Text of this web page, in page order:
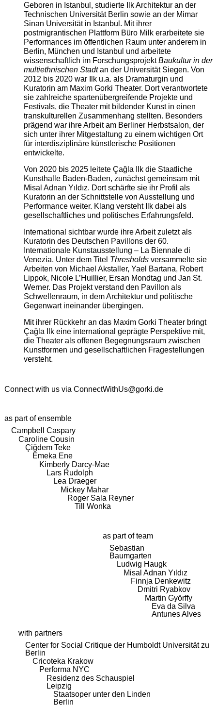
Geboren in Istanbul, studierte Ilk Architektur an der
Technischen Universität Berlin sowie an der Mimar
Sinan Universität in Istanbul. Mit ihrer
postmigrantischen Plattform Büro Milk erarbeitete sie
Performances im öffentlichen Raum unter anderem in
Berlin, München und Istanbul und arbeitete
wissenschaftlich im ForschungsprojektBaukultur in der
multiethnischen Stadtan der Universität Siegen. Von
2012 bis 2020 war Ilk u.a. als Dramaturgin und
Kuratorin am Maxim Gorki Theater. Dort verantwortete
sie zahlreiche spartenübergreifende Projekte und
Festivals, die Theater mit bildender Kunst in einen
transkulturellen Zusammenhang stellten. Besonders
prägend war ihre Arbeit am Berliner Herbstsalon, der
sich unter ihrer Mitgestaltung zu einem wichtigen Ort
für interdisziplinäre künstlerische Positionen
entwickelte.
Von 2020 bis 2025 leitete Çağla Ilk die Staatliche
Kunsthalle Baden-Baden, zunächst gemeinsam mit
Misal Adnan Yıldız. Dort schärfte sie ihr Profil als
Kuratorin an der Schnittstelle von Ausstellung und
Performance weiter. Klang versteht Ilk dabei als
gesellschaftliches und politisches Erfahrungsfeld.
International sichtbar wurde ihre Arbeit zuletzt als
Kuratorin des Deutschen Pavillons der 60.
Internationale Kunstausstellung – La Biennale di
Venezia. Unter dem Titel Thresholdsversammelte sie
Arbeiten von Michael Akstaller, Yael Bartana, Robert
Lippok, Nicole L’Huillier, Ersan Mondtag und Jan St.
Werner. Das Projekt verstand den Pavillon als
Schwellenraum, in dem Architektur und politische
Gegenwart ineinander übergingen.
Mit ihrer Rückkehr an das Maxim Gorki Theater bringt
Çağla Ilk eine international geprägte Perspektive mit,
die Theater als offenen Begegnungsraum zwischen
Kunstformen und gesellschaftlichen Fragestellungen
versteht.
Connect with us via ConnectWithUs@gorki.de
as part of ensemble
Campbell Caspary
Caroline Cousin
Çiğdem Teke
Emeka Ene
Kimberly Darcy-Mae
Lars Rudolph
Lea Draeger
Mickey Mahar
Roger Sala Reyner
Till Wonka
as part of team
Sebastian
Baumgarten
Ludwig Haugk
Misal Adnan Yıldız
Finnja Denkewitz
Dmitri Ryabkov
Martin Györffy
Eva da Silva
Antunes Alves
with partners
Center for Social Critique der Humboldt Universität zu
Berlin
Cricoteka Krakow
Performa NYC
Residenz des Schauspiel
Leipzig
Staatsoper unter den Linden
Berlin